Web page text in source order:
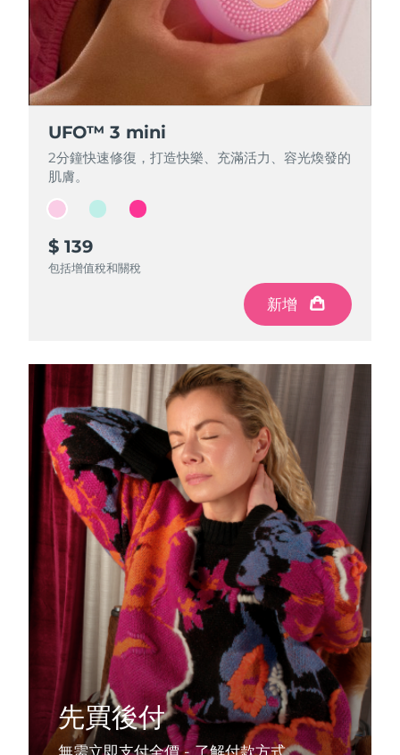
UFO™ 3 mini
2分鐘快速修復，打造快樂、充滿活力、容光煥發的
肌膚。
$ 139
包括增值稅和關稅
新增
UFO™ 3 mini
2分鐘快速修復，打造快樂、充滿活力、容光煥發的
肌膚。
$ 139
包括增值稅和關稅
新增
UFO™ 3 mini
2分鐘快速修復，打造快樂、充滿活力、容光煥發的
肌膚。
$ 139
包括增值稅和關稅
新增
先買後付